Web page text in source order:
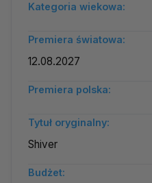
Kategoria wiekowa:
Premiera światowa:
12.08.2027
Premiera polska:
Tytuł oryginalny:
Shiver
Budżet: